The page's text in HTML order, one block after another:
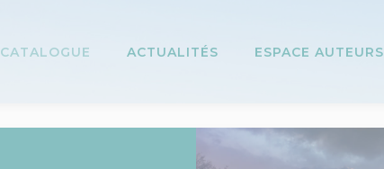
CATALOGUE ACTUALITÉS ESPACE AUTEURS